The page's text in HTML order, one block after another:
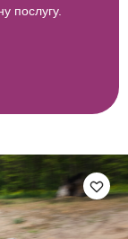
послугу.